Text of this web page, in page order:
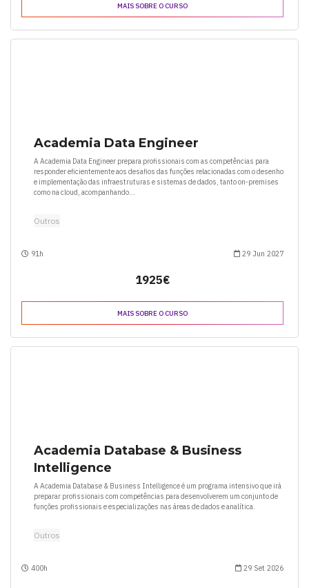
MAIS SOBRE O CURSO
Academia Data Engineer
A Academia Data Engineer prepara profissionais com as competências para
responder eficientemente aos desafios das funções relacionadas com o desenho
e implementação das infraestruturas e sistemas de dados, tanto on-premises
como na cloud, acompanhando...
Outros
91h 29 Jun 2027
1925€
MAIS SOBRE O CURSO
Academia Database & Business
Intelligence
A Academia Database & Business Intelligence é um programa intensivo que irá
preparar profissionais com competências para desenvolverem um conjunto de
funções profissionais e especializações nas áreas de dados e analítica.
Outros
400h 29 Set 2026